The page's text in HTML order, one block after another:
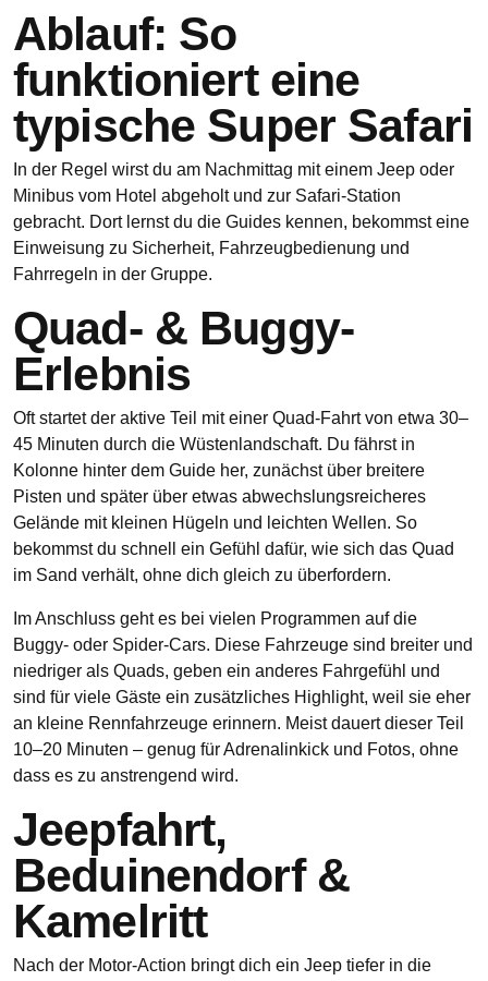
Ablauf: So
funktioniert eine
typische Super Safari
In der Regel wirst du am Nachmittag mit einem Jeep oder
Minibus vom Hotel abgeholt und zur Safari‑Station
gebracht. Dort lernst du die Guides kennen, bekommst eine
Einweisung zu Sicherheit, Fahrzeugbedienung und
Fahrregeln in der Gruppe.
Quad- & Buggy-
Erlebnis
Oft startet der aktive Teil mit einer Quad‑Fahrt von etwa 30–
45 Minuten durch die Wüstenlandschaft. Du fährst in
Kolonne hinter dem Guide her, zunächst über breitere
Pisten und später über etwas abwechslungsreicheres
Gelände mit kleinen Hügeln und leichten Wellen. So
bekommst du schnell ein Gefühl dafür, wie sich das Quad
im Sand verhält, ohne dich gleich zu überfordern.
Im Anschluss geht es bei vielen Programmen auf die
Buggy‑ oder Spider‑Cars. Diese Fahrzeuge sind breiter und
niedriger als Quads, geben ein anderes Fahrgefühl und
sind für viele Gäste ein zusätzliches Highlight, weil sie eher
an kleine Rennfahrzeuge erinnern. Meist dauert dieser Teil
10–20 Minuten – genug für Adrenalinkick und Fotos, ohne
dass es zu anstrengend wird.
Jeepfahrt,
Beduinendorf &
Kamelritt
Nach der Motor‑Action bringt dich ein Jeep tiefer in die